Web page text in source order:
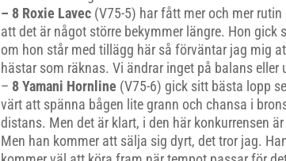
– 8 Roxie Lavec (V75-5) har fått mer och mer
att det är något större bekymmer längre. Hon gick
om hon står med tillägg här så förväntar jag mig
hästar som räknas. Vi ändrar inget på balans eller
– 8 Yamani Hornline (V75-6) gick sitt bästa lopp
värt att spänna bågen lite grann och chansa i
distans. Men det är klart, i den här konkurrensen
Men han kommer att sälja sig dyrt, det tror jag.